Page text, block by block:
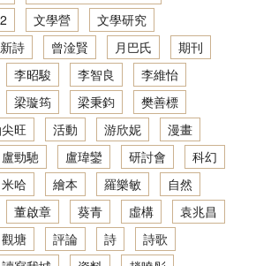
文學營
文學研究
新詩 曾淦賢 月巴氏
期刊
李昭駿 李智良
李維怡
梁璇筠 梁秉鈞
樊善標
旺 活動 游欣妮
漫畫
盧勁馳 盧瑋鑾 研討會
科幻
米哈 繪本 羅樂敏
自然
董啟章 葵青 虛構
袁兆昌
觀塘 評論 詩
詩歌